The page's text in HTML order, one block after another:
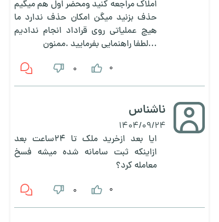
املاک مراجعه کنید ومحضر اول هم میگیم
حذف بزنید میگن امکان حذف ندارد ما
هیچ عملیاتی روی قراداد انجام ندادیم
...لطفا راهنمایی بفرمایید .ممنون
0
0
ناشناس
1404/09/24
ایا بعد ازخرید ملک تا 24ساعت بعد
ازاینکه ثبت سامانه شده میشه فسخ
معامله کرد؟
0
0